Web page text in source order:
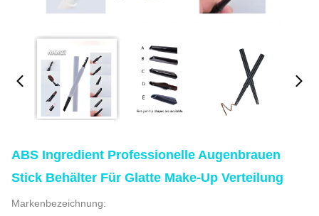
ABS Ingredient Professionelle Augenbrauen
Stick Behälter Für Glatte Make-Up Verteilung
Markenbezeichnung: